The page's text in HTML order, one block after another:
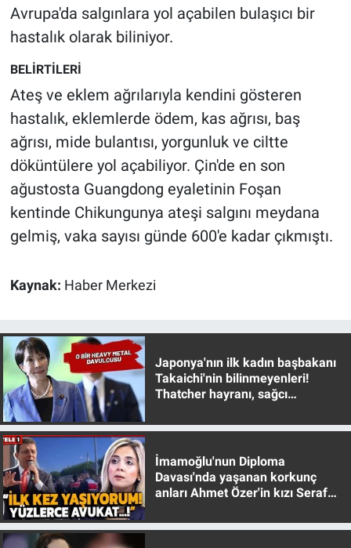
Avrupa'da salgınlara yol açabilen bulaşıcı bir
hastalık olarak biliniyor.
BELİRTİLERİ
Ateş ve eklem ağrılarıyla kendini gösteren
hastalık, eklemlerde ödem, kas ağrısı, baş
ağrısı, mide bulantısı, yorgunluk ve ciltte
döküntülere yol açabiliyor. Çin'de en son
ağustosta Guangdong eyaletinin Foşan
kentinde Chikungunya ateşi salgını meydana
gelmiş, vaka sayısı günde 600'e kadar çıkmıştı.
Kaynak: Haber Merkezi
Japonya'nın ilk kadın başbakanı
Takaichi'nin bilinmeyenleri!
Thatcher hayranı, sağcı
İmamoğlu'nun Diploma
Davası'nda yaşanan korkunç
anları Ahmet Özer'in kızı Seraf
Spor
Türkiye'nin Geleceği
Türkiye'nin Gündemi
Yerel Gündem
Yerel Yaşam